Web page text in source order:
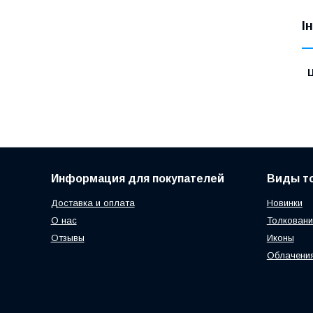
Информация для покупателей
Доставка и оплата
О нас
Отзывы
Виды
Новинки
Иконы